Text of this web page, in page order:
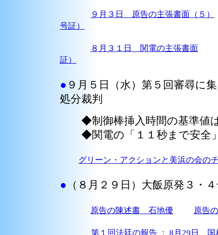
９月３日 原告の主張書面（５）
号証）
８月３１日 関電の主張書面
証）
● ９月５日（水）第５回審尋
処分裁判
◆制御棒挿入時間の基準値
◆関電の「１１秒まで安全」
グリーン・アクションと美浜の会
● （８月２９日）大飯原発３
原告の陳述書 石地優 原告
第１回法廷の報告 ： 8月29日 国